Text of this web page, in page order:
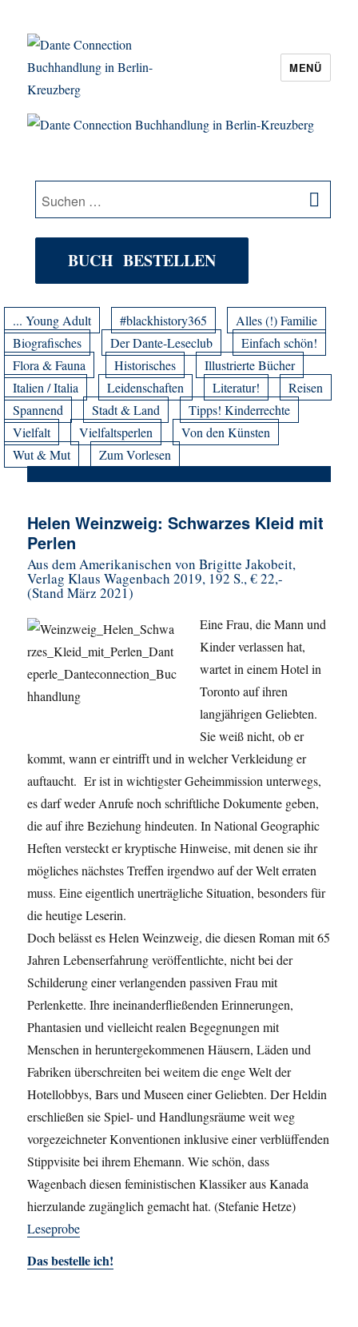
Dante Connection Buchhandlung in
MENÜ
Suche
nach:
BUCH BESTELLEN
... Young Adult #blackhistory365
Alles (!) Familie
Biografisches
Der Dante-Leseclub
Einfach schön!
Flora & Fauna
Historisches
Illustrierte Bücher
Italien / Italia
Leidenschaften Literatur!
Reisen
Spannend
Stadt & Land
Tipps! Kinderrechte
Vielfalt
Vielfaltsperlen
Von den Künsten
Wut & Mut
Zum Vorlesen
Helen Weinzweig: Schwarzes Kleid mit
Perlen
Aus dem Amerikanischen von Brigitte Jakobeit,
Verlag Klaus Wagenbach 2019, 192 S., € 22,-
(Stand März 2021)
Eine Frau, die Mann und
Kinder verlassen hat,
wartet in einem Hotel in
Toronto auf ihren
langjährigen Geliebten.
Sie weiß nicht, ob er
kommt, wann er eintrifft und in welcher Verkleidung er
auftaucht. Er ist in wichtigster Geheimmission unterwegs,
es darf weder Anrufe noch schriftliche Dokumente geben,
die auf ihre Beziehung hindeuten. In National Geographic
Heften versteckt er kryptische Hinweise, mit denen sie ihr
mögliches nächstes Treffen irgendwo auf der Welt erraten
muss. Eine eigentlich unerträgliche Situation, besonders für
die heutige Leserin.
Doch belässt es Helen Weinzweig, die diesen Roman mit 65
Jahren Lebenserfahrung veröffentlichte, nicht bei der
Schilderung einer verlangenden passiven Frau mit
Perlenkette. Ihre ineinanderfließenden Erinnerungen,
Phantasien und vielleicht realen Begegnungen mit
Menschen in heruntergekommenen Häusern, Läden und
Fabriken überschreiten bei weitem die enge Welt der
Hotellobbys, Bars und Museen einer Geliebten. Der Heldin
erschließen sie Spiel- und Handlungsräume weit weg
vorgezeichneter Konventionen inklusive einer verblüffenden
Stippvisite bei ihrem Ehemann. Wie schön, dass
Wagenbach diesen feministischen Klassiker aus Kanada
hierzulande zugänglich gemacht hat. (Stefanie Hetze)
Leseprobe
Das bestelle ich!